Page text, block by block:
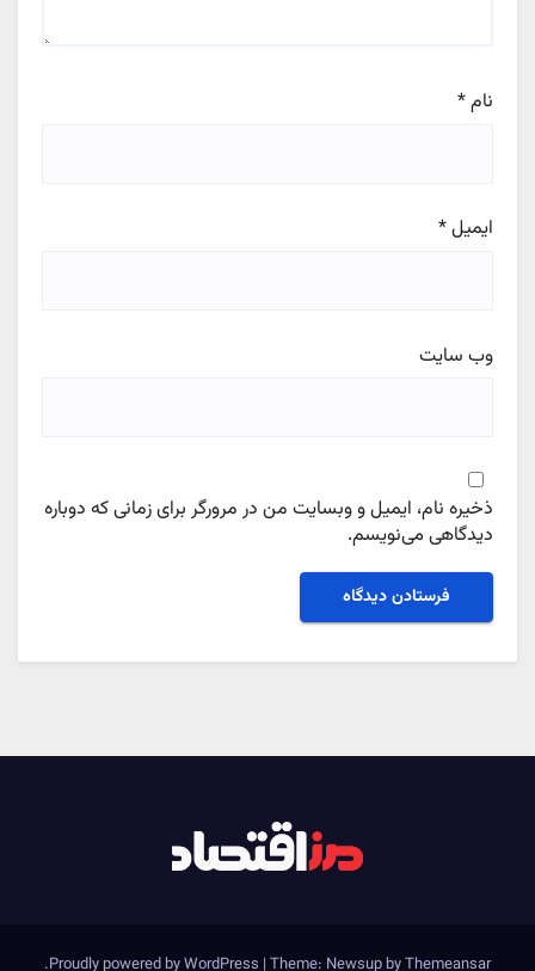
نام*
ایمیل*
وب‌ سایت
ذخیره نام، ایمیل و وبسایت من در مرورگر برای زمانی که دوباره
دیدگاهی می‌نویسم.
Proudly powered by WordPress | Theme: Newsup byThemeansar
.